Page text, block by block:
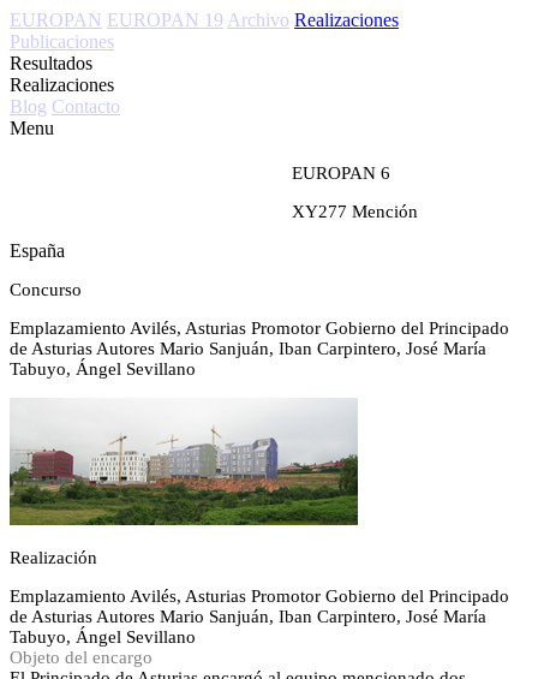
EUROPAN EUROPAN 19 Archivo Realizaciones
Publicaciones
Resultados
Realizaciones
Blog Contacto
Menu
EUROPAN 6
XY277 Mención
España
Concurso
Emplazamiento Avilés, Asturias Promotor Gobierno del Principado
de Asturias Autores Mario Sanjuán, Iban Carpintero, José María
Tabuyo, Ángel Sevillano
Realización
Emplazamiento Avilés, Asturias Promotor Gobierno del Principado
de Asturias Autores Mario Sanjuán, Iban Carpintero, José María
Tabuyo, Ángel Sevillano
Objeto del encargo